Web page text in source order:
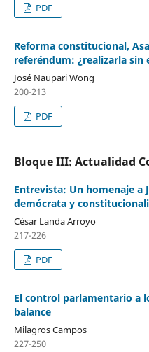
PDF
Reforma constitucional,
referéndum: ¿realizarla sin
José Naupari Wong
200-213
PDF
Bloque III: Actualidad
Entrevista: Un homenaje a
demócrata y
César Landa Arroyo
217-226
PDF
El control parlamentario a
balance
Milagros Campos
227-250